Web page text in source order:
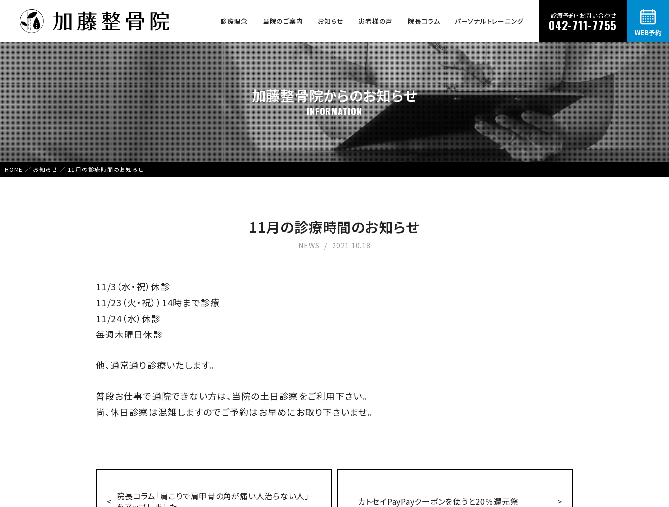
診療理念 当院のご案内 お知らせ 患者様の声 院長コラム パーソナルトレーニング
診療予約・お問い合わせ
042-711-7755
加藤整骨院からのお知らせ
INFORMATION
HOME ／ お知らせ ／ 11月の診療時間のお知らせ
11月の診療時間のお知らせ
NEWS 2021.10.18
11/3（水・祝）休診
11/23（火・祝））14時まで診療
11/24（水）休診
毎週木曜日休診
他、通常通り診療いたします。
普段お仕事で通院できない方は、当院の土日診察をご利用下さい。
尚、休日診察は混雑しますのでご予約はお早めにお取り下さいませ。
院長コラム「肩こりで肩甲骨の角が痛い人治らない人」
カトセイPayPayクーポンを使うと20％還元祭